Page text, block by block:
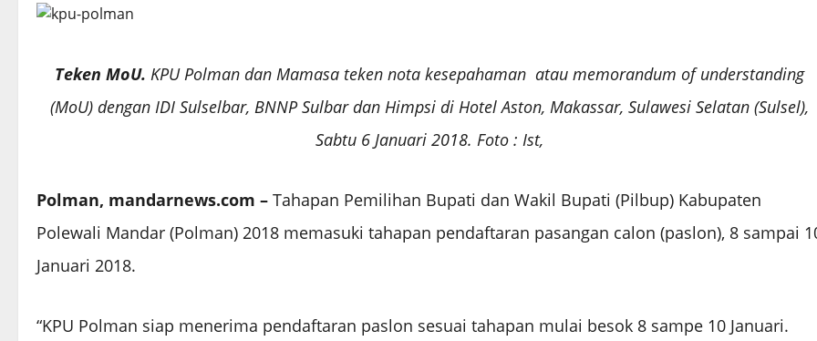
Teken MoU. KPU Polman dan Mamasa teken nota kesepahaman atau memorandum of understanding
(MoU) dengan IDI Sulselbar, BNNP Sulbar dan Himpsi di Hotel Aston, Makassar, Sulawesi Selatan (Sulsel),
Sabtu 6 Januari 2018. Foto : Ist,
Polman, mandarnews.com – Tahapan Pemilihan Bupati dan Wakil Bupati (Pilbup) Kabupaten
Polewali Mandar (Polman) 2018 memasuki tahapan pendaftaran pasangan calon (paslon), 8 sampai
Januari 2018.
“KPU Polman siap menerima pendaftaran paslon sesuai tahapan mulai besok 8 sampe 10 Januari.